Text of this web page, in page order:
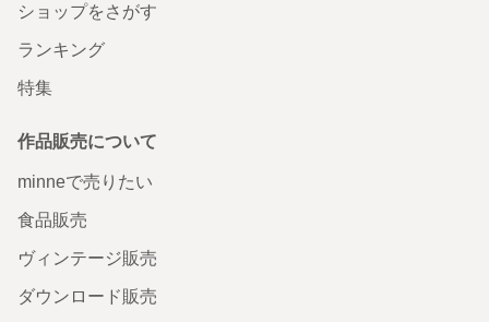
ショップをさがす
ランキング
特集
作品販売について
minneで売りたい
食品販売
ヴィンテージ販売
ダウンロード販売